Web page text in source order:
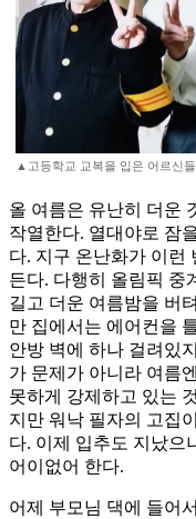
▲고등학교 교복을 입은 어르신
올 여름은 유난히 더운
작열한다. 열대야로 잠
다. 지구 온난화가 이런
든다. 다행히 올림픽 중
길고 더운 여름밤을 버
만 집에서는 에어컨을
안방 벽에 하나 걸려있
가 문제가 아니라 여름
못하게 강제하고 있는
지만 워낙 필자의 고집
다. 이제 입추도 지났으
어이없어 한다.
어제 부모님 댁에 들어